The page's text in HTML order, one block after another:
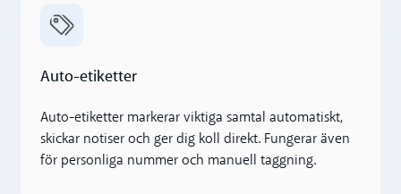
Auto-etiketter
Auto-etiketter markerar viktiga samtal automatiskt,
skickar notiser och ger dig koll direkt. Fungerar även
för personliga nummer och manuell taggning.
Auto-etiketter